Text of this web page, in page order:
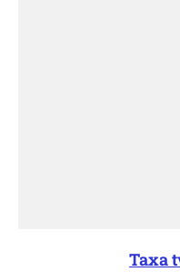
Taxa